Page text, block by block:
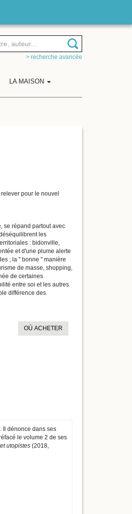
> recherche avancée
LA MAISON
pour le nouvel
se répand partout avec
les
: bidonville,
et d'une plume alerte
; la " bonne " manière
de masse, shopping,
de certaines
entre soi et les autres.
différence des
OÙ ACHETER
Il dénonce dans ses
le volume 2 de ses
utopistes (2018,